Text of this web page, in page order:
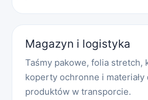
Magazyn i logistyka
Taśmy pakowe, folia stretch,
koperty ochronne i
produktów w transporcie.